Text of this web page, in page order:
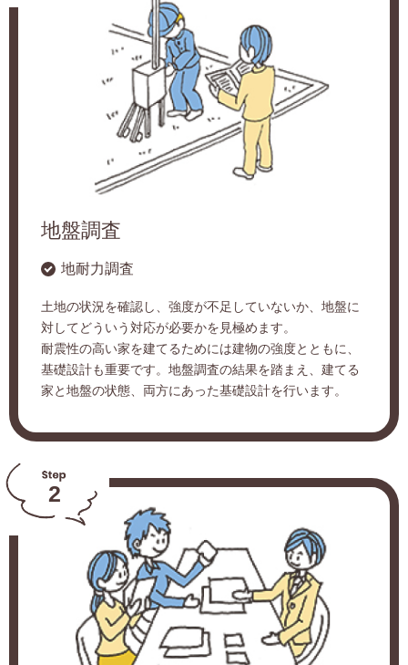
地盤調査
地耐力調査
土地の状況を確認し、強度が不足していないか、地盤に
対してどういう対応が必要かを見極めます。
耐震性の高い家を建てるためには建物の強度とともに、
基礎設計も重要です。地盤調査の結果を踏まえ、建てる
家と地盤の状態、両方にあった基礎設計を行います。
2